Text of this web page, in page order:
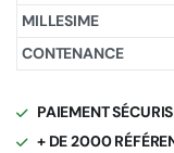
MILLESIME
CONTENANCE
PAIEMENT
+ DE 2000